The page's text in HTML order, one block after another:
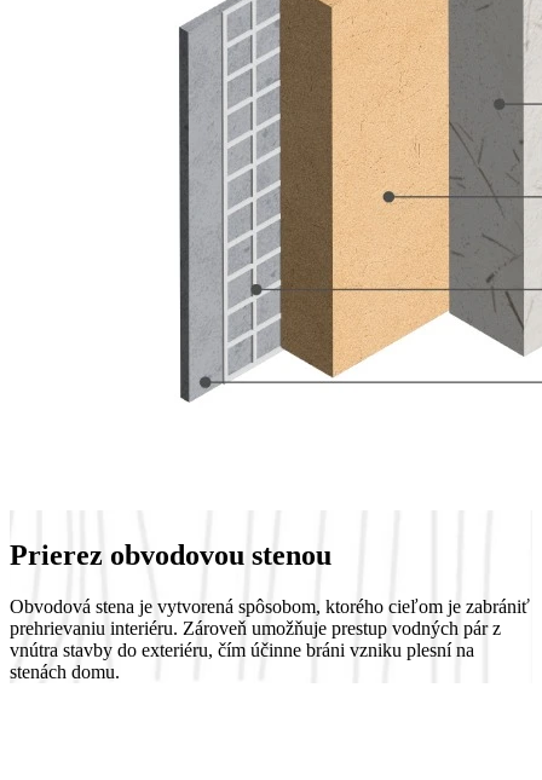
Prierez obvodovou stenou
Obvodová stena je vytvorená spôsobom, ktorého cieľom je zabrániť
prehrievaniu interiéru. Zároveň umožňuje prestup vodných pár z
vnútra stavby do exteriéru, čím účinne bráni vzniku plesní na
stenách domu.